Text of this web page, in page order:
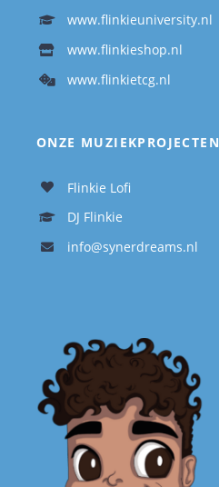
www.flinkieuniversity.nl
www.flinkieshop.nl
www.flinkietcg.nl
ONZE MUZIEKPROJECTEN
Flinkie Lofi
DJ Flinkie
info@synerdreams.nl